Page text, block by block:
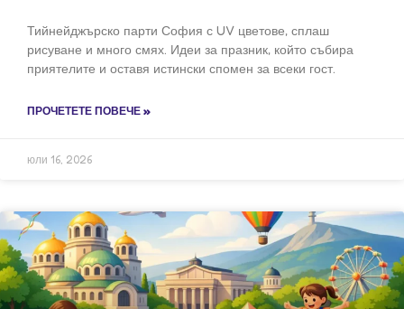
Тийнейджърско парти София с UV цветове, сплаш
рисуване и много смях. Идеи за празник, който събира
приятелите и оставя истински спомен за всеки гост.
ПРОЧЕТЕТЕ ПОВЕЧЕ »
юли 16, 2026